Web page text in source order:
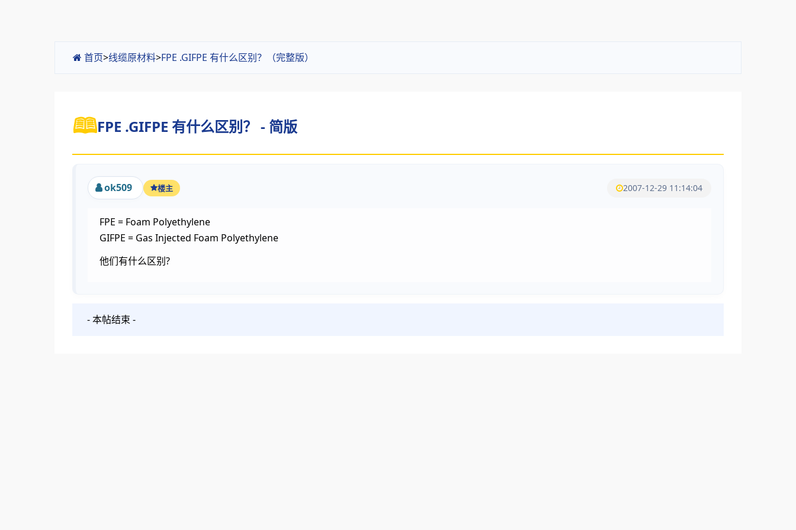
首页>线缆原材料>FPE .GIFPE 有什么区别？（完整版）
FPE .GIFPE 有什么区别？ - 简版
ok509 楼主 2007-12-29 11:14:04
FPE = Foam Polyethylene
GIFPE = Gas Injected Foam Polyethylene
他们有什么区别?
- 本帖结束 -